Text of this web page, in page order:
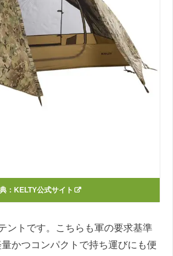
： KELTY公式サイト
ントです。こちらも軍の要求基準
かつコンパクトで持ち運びにも便